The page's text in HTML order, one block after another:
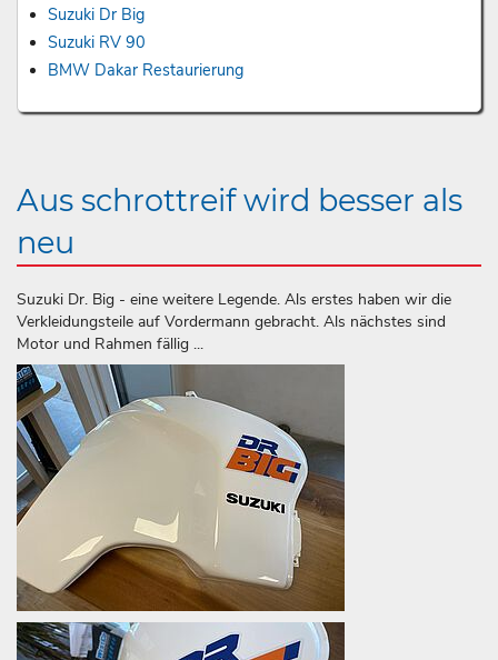
Suzuki Dr Big
Suzuki RV 90
BMW Dakar Restaurierung
Aus schrottreif wird besser als
neu
Suzuki Dr. Big - eine weitere Legende. Als erstes haben wir die
Verkleidungsteile auf Vordermann gebracht. Als nächstes sind
Motor und Rahmen fällig ...